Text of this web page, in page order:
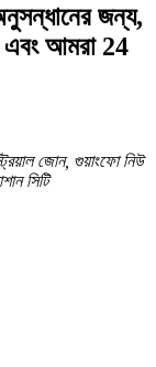
জন্য,
এবং আমরা 24
জোন, গুয়াংফো নিউ
সিটি